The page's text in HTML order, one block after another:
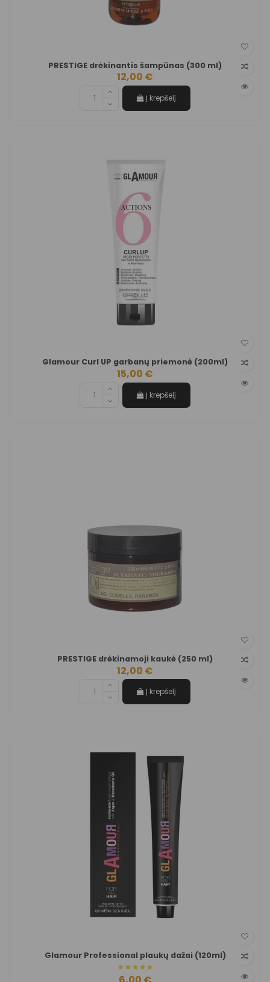
PRESTIGE drėkinantis šampūnas (300 ml)
12,00 €
Į krepšelį
Glamour Curl UP garbanų priemonė (200ml)
15,00 €
Į krepšelį
PRESTIGE drėkinamoji kaukė (250 ml)
12,00 €
Į krepšelį
Glamour Professional plaukų dažai (120ml)